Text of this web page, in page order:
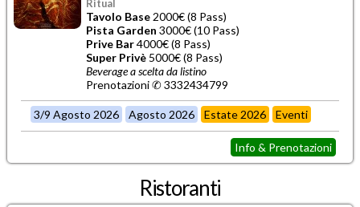
Ritual
Tavolo Base 2000€ (8 Pass)
Pista Garden 3000€ (10 Pass)
Prive Bar4000€ (8 Pass)
Super Privè 5000€ (8 Pass)
Beverage a scelta da listino
Prenotazioni ✆ 3332434799
3/9 Agosto 2026 Agosto 2026 Estate 2026 Eventi
Info & Prenotazioni
Ristoranti